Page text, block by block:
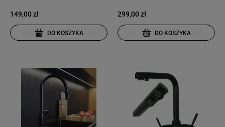
149,00 zł
DO KOSZYKA
299,00 zł
DO KOSZYKA